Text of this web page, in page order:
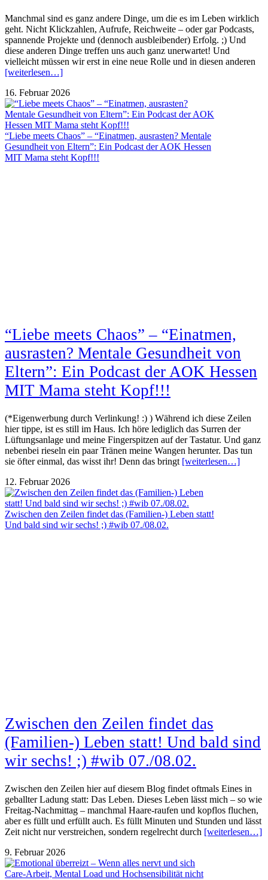
Manchmal sind es ganz andere Dinge, um die es im Leben wirklich
geht. Nicht Klickzahlen, Aufrufe, Reichweite – oder gar Podcasts,
spannende Projekte und (dennoch ausbleibender) Erfolg. ;) Und
diese anderen Dinge treffen uns auch ganz unerwartet! Und
vielleicht müssen wir erst in eine neue Rolle und in diesen anderen
[weiterlesen…]
16. Februar 2026
“Liebe meets Chaos” – “Einatmen, ausrasten? Mentale
Gesundheit von Eltern”: Ein Podcast der AOK Hessen
MIT Mama steht Kopf!!!
“Liebe meets Chaos” – “Einatmen,
ausrasten? Mentale Gesundheit von
Eltern”: Ein Podcast der AOK Hessen
MIT Mama steht Kopf!!!
(*Eigenwerbung durch Verlinkung! :) ) Während ich diese Zeilen
hier tippe, ist es still im Haus. Ich höre lediglich das Surren der
Lüftungsanlage und meine Fingerspitzen auf der Tastatur. Und ganz
nebenbei rieseln ein paar Tränen meine Wangen herunter. Das tun
sie öfter einmal, das wisst ihr! Denn das bringt [weiterlesen…]
12. Februar 2026
Zwischen den Zeilen findet das (Familien-) Leben statt!
Und bald sind wir sechs! ;) #wib 07./08.02.
Zwischen den Zeilen findet das
(Familien-) Leben statt! Und bald sind
wir sechs! ;) #wib 07./08.02.
Zwischen den Zeilen hier auf diesem Blog findet oftmals Eines in
geballter Ladung statt: Das Leben. Dieses Leben lässt mich – so wie
Freitag-Nachmittag – manchmal Haare-raufen und kopflos fluchen,
aber es füllt und erfüllt auch. Es füllt Minuten und Stunden und lässt
Zeit nicht nur verstreichen, sondern regelrecht durch [weiterlesen…]
9. Februar 2026